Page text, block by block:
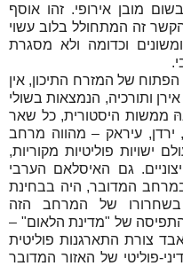
מובן אירופי. זהו אוסף
זה המתחולל בלוב עשוי
וכדומה ולא מסגרת
של המזרח התיכון, אין
ותורכיה, הנמצאות בשולי
ממשות היסטורית, כל שאר
ירדן, עיראק – מהווה מרחב
ישויות פוליטיות מקוריות,
גם האיסלאם הערבי
המדובר, היה בבחינת
בשחרורו של המרחב הזה
של "מדינת הלאום" –
צורת התארגנות פוליטית
פוליטי של האזור המדובר